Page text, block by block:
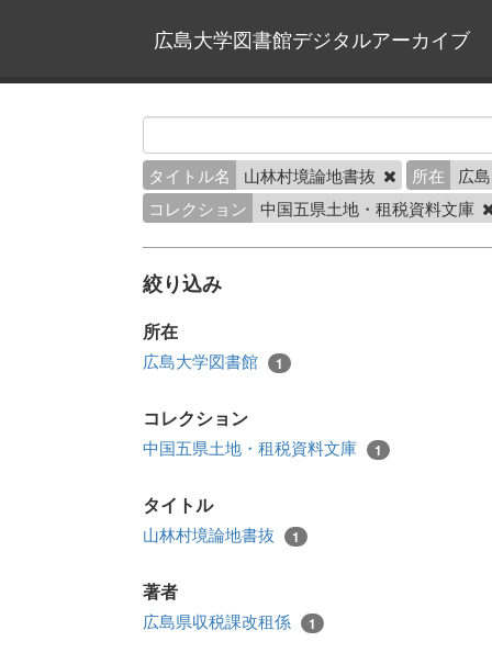
広島大学図書館デジタルアーカイブ
タイトル名 山林村境論地書抜 所在
広
コレクション
中国五県土地・租税資料文庫
絞り込み
所在
広島大学図書館 1
コレクション
中国五県土地・租税資料文庫 1
タイトル
山林村境論地書抜 1
著者
広島県収税課改租係 1